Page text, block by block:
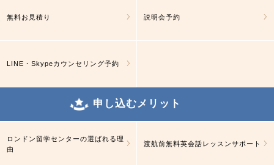
無料お見積り 説明会予約
LINE・Skypeカウンセリング予約
申し込むメリット
ロンドン留学センターの選ばれる理
由
渡航前無料英会話レッスンサポート